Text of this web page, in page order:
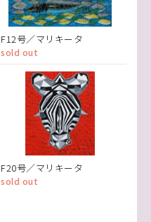
F12号／マリキータ
sold out
F20号／マリキータ
sold out